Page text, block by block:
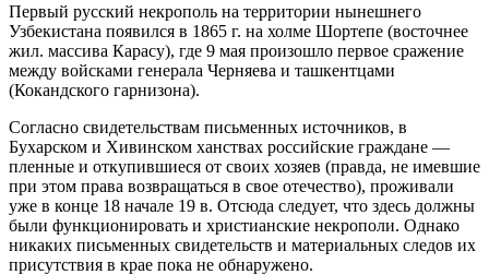
Первый русский некрополь на территории нынешнего
Узбекистана появился в 1865 г. на холме Шортепе (восточнее
жил. массива Карасу), где 9 мая произошло первое сражение
между войсками генерала Черняева и ташкентцами
(Кокандского гарнизона).
Согласно свидетельствам письменных источников, в
Бухарском и Хивинском ханствах российские граждане —
пленные и откупившиеся от своих хозяев (правда, не имевшие
при этом права возвращаться в свое отечество), проживали
уже в конце 18 начале 19 в. Отсюда следует, что здесь должны
были функционировать и христианские некрополи. Однако
никаких письменных свидетельств и материальных следов их
присутствия в крае пока не обнаружено.